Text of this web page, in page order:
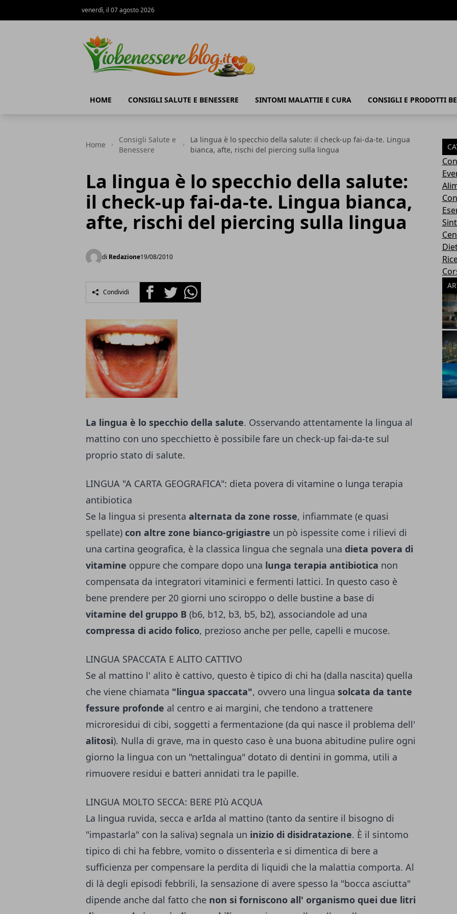
venerdì, il 07 agosto 2026
HOME CONSIGLI SALUTE E BENESSERE SINTOMI MALATTIE E CURA CONSIGLI E PRODOTTI
Home
Consigli Salute e
Benessere
La lingua è lo specchio della salute: il check-up fai-da-te. Lingua
bianca, afte, rischi del piercing sulla lingua
La lingua è lo specchio della salute:
il check-up fai-da-te. Lingua bianca,
afte, rischi del piercing sulla lingua
di Redazione19/08/2010
Condividi FacebookTwitterWhatsapp
La lingua è lo specchio della salute. Osservando attentamente la lingua al
mattino con uno specchietto è possibile fare un check-up fai-da-te sul
proprio stato di salute.
LINGUA "A CARTA GEOGRAFICA": dieta povera di vitamine o lunga terapia
antibiotica
Se la lingua si presenta alternata da zone rosse, infiammate (e quasi
spellate) con altre zone bianco-grigiastre un pò ispessite come i rilievi di
una cartina geografica, è la classica lingua che segnala una dieta povera di
vitamine oppure che compare dopo una lunga terapia antibiotica non
compensata da integratori vitaminici e fermenti lattici. In questo caso è
bene prendere per 20 giorni uno sciroppo o delle bustine a base di
vitamine del gruppo B (b6, b12, b3, b5, b2), associandole ad una
compressa di acido folico, prezioso anche per pelle, capelli e mucose.
LINGUA SPACCATA E ALITO CATTIVO
Se al mattino l' alito è cattivo, questo è tipico di chi ha (dalla nascita) quella
che viene chiamata "lingua spaccata", ovvero una lingua solcata da tante
fessure profonde al centro e ai margini, che tendono a trattenere
microresidui di cibi, soggetti a fermentazione (da qui nasce il problema dell'
alitosi). Nulla di grave, ma in questo caso è una buona abitudine pulire ogni
giorno la lingua con un "nettalingua" dotato di dentini in gomma, utili a
rimuovere residui e batteri annidati tra le papille.
LINGUA MOLTO SECCA: BERE PIù ACQUA
La lingua ruvida, secca e arIda al mattino (tanto da sentire il bisogno di
"impastarla" con la saliva) segnala un inizio di disidratazione. È il sintomo
tipico di chi ha febbre, vomito o dissenterìa e si dimentica di bere a
sufficienza per compensare la perdita di liquidi che la malattia comporta. Al
di là degli episodi febbrili, la sensazione di avere spesso la "bocca asciutta"
dipende anche dal fatto che non si forniscono all' organismo quei due litri